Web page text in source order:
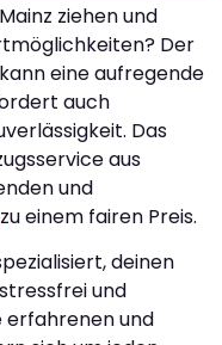
ziehen und
Der
eine aufregende
auch
Das
aus
und
zu einem fairen Preis.
deinen
und
erfahrenen und